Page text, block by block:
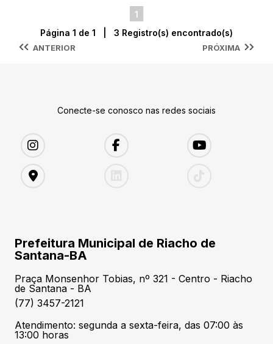
1
ANTERIOR
Página 1 de 1 | 3 Registro(s) encontrado(s)
PRÓXIMA
Conecte-se conosco nas redes sociais
Prefeitura Municipal de Riacho de
Santana-BA
Praça Monsenhor Tobias, nº 321 - Centro - Riacho
de Santana - BA
(77) 3457-2121
Atendimento: segunda a sexta-feira, das 07:00 às
13:00 horas